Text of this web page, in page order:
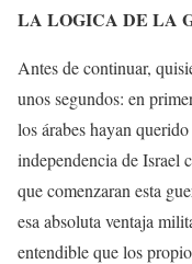
LA LOGICA DE LA
Antes de continuar,
unos segundos: en
los árabes hayan
independencia de Israel
que comenzaran esta
esa absoluta ventaja
entendible que los